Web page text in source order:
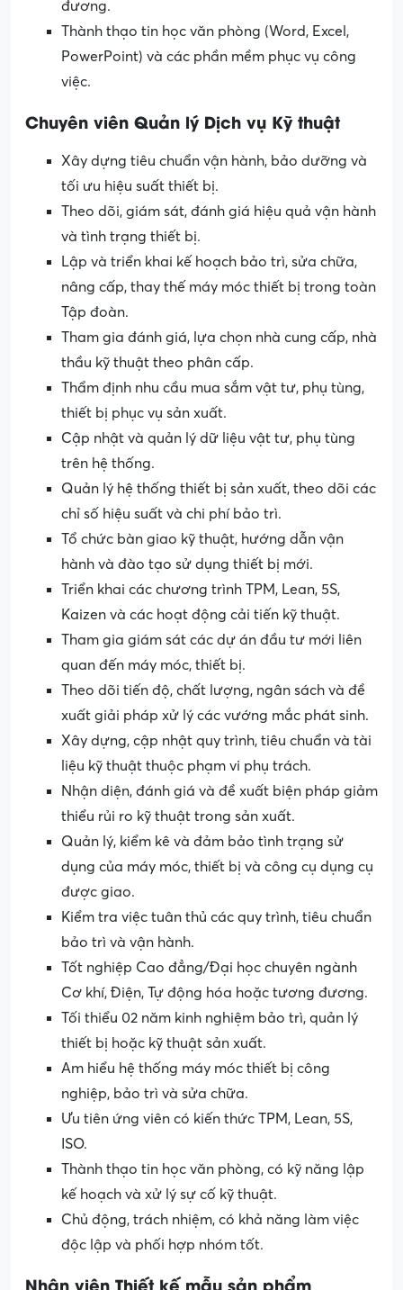
đương.
Thành thạo tin học văn phòng (Word, Excel,
PowerPoint) và các phần mềm phục vụ công
việc.
Chuyên viên Quản lý Dịch vụ Kỹ thuật
Xây dựng tiêu chuẩn vận hành, bảo dưỡng và
tối ưu hiệu suất thiết bị.
Theo dõi, giám sát, đánh giá hiệu quả vận hành
và tình trạng thiết bị.
Lập và triển khai kế hoạch bảo trì, sửa chữa,
nâng cấp, thay thế máy móc thiết bị trong toàn
Tập đoàn.
Tham gia đánh giá, lựa chọn nhà cung cấp, nhà
thầu kỹ thuật theo phân cấp.
Thẩm định nhu cầu mua sắm vật tư, phụ tùng,
thiết bị phục vụ sản xuất.
Cập nhật và quản lý dữ liệu vật tư, phụ tùng
trên hệ thống.
Quản lý hệ thống thiết bị sản xuất, theo dõi các
chỉ số hiệu suất và chi phí bảo trì.
Tổ chức bàn giao kỹ thuật, hướng dẫn vận
hành và đào tạo sử dụng thiết bị mới.
Triển khai các chương trình TPM, Lean, 5S,
Kaizen và các hoạt động cải tiến kỹ thuật.
Tham gia giám sát các dự án đầu tư mới liên
quan đến máy móc, thiết bị.
Theo dõi tiến độ, chất lượng, ngân sách và đề
xuất giải pháp xử lý các vướng mắc phát sinh.
Xây dựng, cập nhật quy trình, tiêu chuẩn và tài
liệu kỹ thuật thuộc phạm vi phụ trách.
Nhận diện, đánh giá và đề xuất biện pháp giảm
thiểu rủi ro kỹ thuật trong sản xuất.
Quản lý, kiểm kê và đảm bảo tình trạng sử
dụng của máy móc, thiết bị và công cụ dụng cụ
được giao.
Kiểm tra việc tuân thủ các quy trình, tiêu chuẩn
bảo trì và vận hành.
Tốt nghiệp Cao đẳng/Đại học chuyên ngành
Cơ khí, Điện, Tự động hóa hoặc tương đương.
Tối thiểu 02 năm kinh nghiệm bảo trì, quản lý
thiết bị hoặc kỹ thuật sản xuất.
Am hiểu hệ thống máy móc thiết bị công
nghiệp, bảo trì và sửa chữa.
Ưu tiên ứng viên có kiến thức TPM, Lean, 5S,
ISO.
Thành thạo tin học văn phòng, có kỹ năng lập
kế hoạch và xử lý sự cố kỹ thuật.
Chủ động, trách nhiệm, có khả năng làm việc
độc lập và phối hợp nhóm tốt.
Nhân viên Thiết kế mẫu sản phẩm